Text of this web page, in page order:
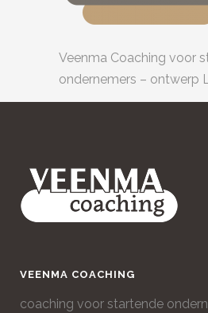
Veenma Coaching voor
ondernemers – ontwerp
VEENMA COACHING
coaching voor startende